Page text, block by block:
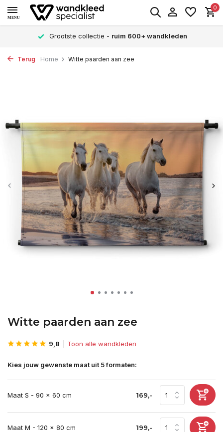
MENU
0
Grootste collectie - ruim 600+ wandkleden
Terug Home Witte paarden aan zee
Witte paarden aan zee
9,8 Toon alle wandkleden
Kies jouw gewenste maat uit 5 formaten:
Maat S - 90 x 60 cm 169,-
Maat M - 120 x 80 cm 199,-